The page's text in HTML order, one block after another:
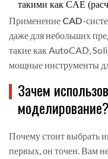
такими как CAE
Применение CAD-
даже для небольших
такие как AutoCAD,
мощные инструменты
Зачем
моделирование?
Почему стоит выбрать
первых, он точен. Вам